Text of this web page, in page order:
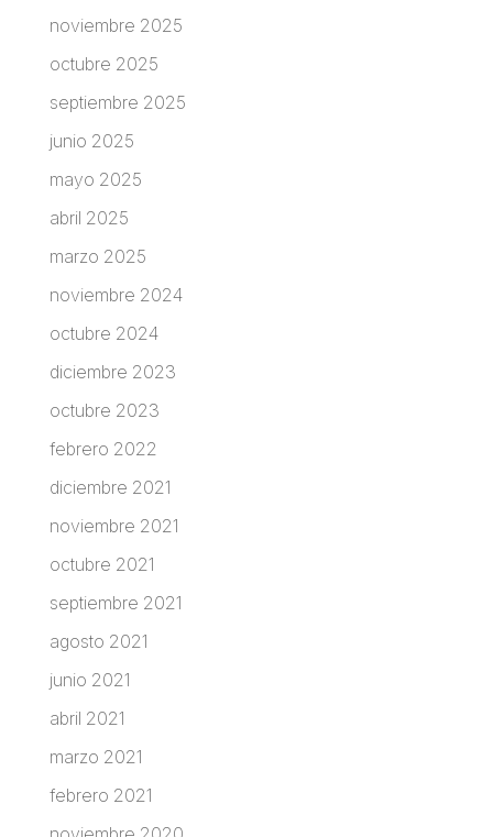
noviembre 2025
octubre 2025
septiembre 2025
junio 2025
mayo 2025
abril 2025
marzo 2025
noviembre 2024
octubre 2024
diciembre 2023
octubre 2023
febrero 2022
diciembre 2021
noviembre 2021
octubre 2021
septiembre 2021
agosto 2021
junio 2021
abril 2021
marzo 2021
febrero 2021